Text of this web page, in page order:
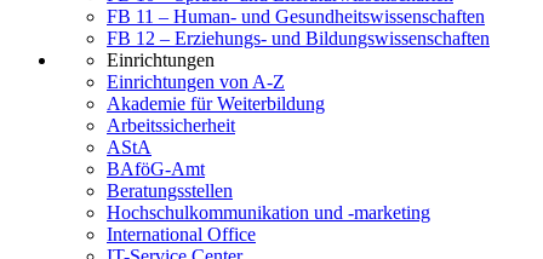
FB 11 – Human- und Gesundheitswissenschaften
FB 12 – Erziehungs- und Bildungswissenschaften
Einrichtungen
Einrichtungen von A-Z
Akademie für Weiterbildung
Arbeitssicherheit
AStA
BAföG-Amt
Beratungsstellen
Hochschulkommunikation und -marketing
International Office